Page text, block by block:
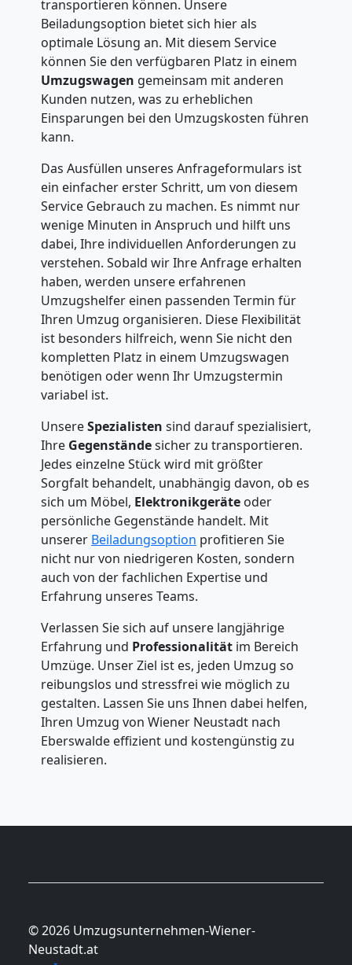
transportieren können. Unsere
Beiladungsoption bietet sich hier als
optimale Lösung an. Mit diesem Service
können Sie den verfügbaren Platz in einem
Umzugswagen gemeinsam mit anderen
Kunden nutzen, was zu erheblichen
Einsparungen bei den Umzugskosten führen
kann.
Das Ausfüllen unseres Anfrageformulars ist
ein einfacher erster Schritt, um von diesem
Service Gebrauch zu machen. Es nimmt nur
wenige Minuten in Anspruch und hilft uns
dabei, Ihre individuellen Anforderungen zu
verstehen. Sobald wir Ihre Anfrage erhalten
haben, werden unsere erfahrenen
Umzugshelfer einen passenden Termin für
Ihren Umzug organisieren. Diese Flexibilität
ist besonders hilfreich, wenn Sie nicht den
kompletten Platz in einem Umzugswagen
benötigen oder wenn Ihr Umzugstermin
variabel ist.
UnsereSpezialisten sind darauf spezialisiert,
Ihre Gegenständesicher zu transportieren.
Jedes einzelne Stück wird mit größter
Sorgfalt behandelt, unabhängig davon, ob es
sich um Möbel, Elektronikgeräte oder
persönliche Gegenstände handelt. Mit
unserer Beiladungsoption profitieren Sie
nicht nur von niedrigeren Kosten, sondern
auch von der fachlichen Expertise und
Erfahrung unseres Teams.
Verlassen Sie sich auf unsere langjährige
Erfahrung und Professionalität im Bereich
Umzüge. Unser Ziel ist es, jeden Umzug so
reibungslos und stressfrei wie möglich zu
gestalten. Lassen Sie uns Ihnen dabei helfen,
Ihren Umzug von Wiener Neustadt nach
Eberswalde effizient und kostengünstig zu
realisieren.
© 2026 Umzugsunternehmen-Wiener-
Neustadt.at